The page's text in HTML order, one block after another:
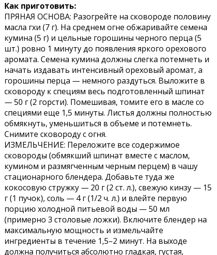
Как приготовить:
ПРЯНАЯ ОСНОВА: Разогрейте на сковороде половину
масла гхи (7 г). На среднем огне обжаривайте семена
кумина (5 г) и цельные горошины черного перца (5
шт.) ровно 1 минуту до появления яркого орехового
аромата. Семена кумина должны слегка потемнеть и
начать издавать интенсивный ореховый аромат, а
горошины перца — немного раздуться. Выложите в
сковороду к специям весь подготовленный шпинат
— 50 г (2 горсти). Помешивая, томите его в масле со
специями еще 1,5 минуты. Листья должны полностью
обмякнуть, уменьшиться в объеме и потемнеть.
Снимите сковороду с огня.
ИЗМЕЛЬЧЕНИЕ: Переложите все содержимое
сковороды (обмякший шпинат вместе с маслом,
кумином и размягченным черным перцем) в чашу
стационарного блендера. Добавьте туда же
кокосовую стружку — 20 г (2 ст. л.), свежую кинзу — 15
г (1 пучок), соль — 4 г (1/2 ч. л.) и влейте первую
порцию холодной питьевой воды — 50 мл
(примерно 3 столовые ложки). Включите блендер на
максимальную мощность и измельчайте
ингредиенты в течение 1,5–2 минут. На выходе
должна получиться абсолютно гладкая, густая,